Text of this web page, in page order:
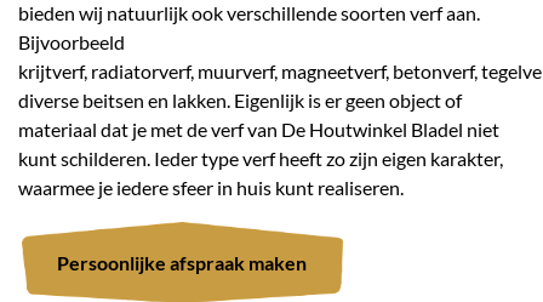
bieden wij natuurlijk ook verschillende soorten verf aan.
Bijvoorbeeld
krijtverf, radiatorverf, muurverf, magneetverf, betonverf,
diverse beitsen en lakken. Eigenlijk is er geen object of
materiaal dat je met de verf van De Houtwinkel Bladel niet
kunt schilderen. Ieder type verf heeft zo zijn eigen karakter,
waarmee je iedere sfeer in huis kunt realiseren.
Persoonlijke afspraak maken